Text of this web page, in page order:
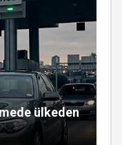
ülkeden